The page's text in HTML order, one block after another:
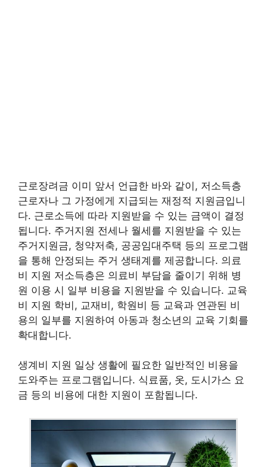
근로장려금 이미 앞서 언급한 바와 같이, 저소득층
근로자나 그 가정에게 지급되는 재정적 지원금입니
다. 근로소득에 따라 지원받을 수 있는 금액이 결정
됩니다. 주거지원 전세나 월세를 지원받을 수 있는
주거지원금, 청약저축, 공공임대주택 등의 프로그램
을 통해 안정되는 주거 생태계를 제공합니다. 의료
비 지원 저소득층은 의료비 부담을 줄이기 위해 병
원 이용 시 일부 비용을 지원받을 수 있습니다. 교육
비 지원 학비, 교재비, 학원비 등 교육과 연관된 비
용의 일부를 지원하여 아동과 청소년의 교육 기회를
확대합니다.
생계비 지원 일상 생활에 필요한 일반적인 비용을
도와주는 프로그램입니다. 식료품, 옷, 도시가스 요
금 등의 비용에 대한 지원이 포함됩니다.